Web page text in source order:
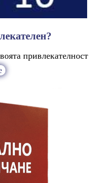
привлекателност